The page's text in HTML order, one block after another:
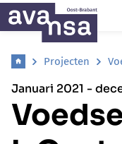
Projecten
Januari 2021 -